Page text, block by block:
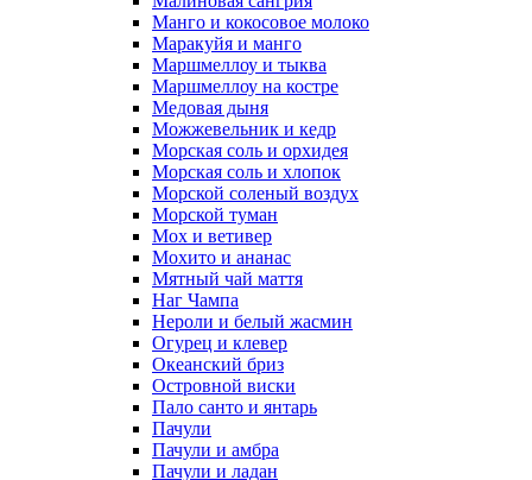
Манго и кокосовое молоко
Маракуйя и манго
Маршмеллоу и тыква
Маршмеллоу на костре
Медовая дыня
Можжевельник и кедр
Морская соль и орхидея
Морская соль и хлопок
Морской соленый воздух
Морской туман
Мох и ветивер
Мохито и ананас
Мятный чай маття
Наг Чампа
Нероли и белый жасмин
Огурец и клевер
Океанский бриз
Островной виски
Пало санто и янтарь
Пачули
Пачули и амбра
Пачули и ладан